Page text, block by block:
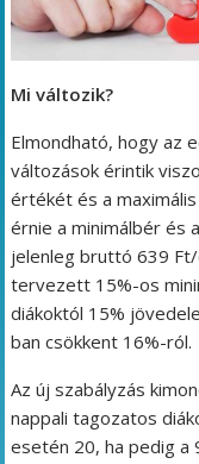
Mi változik?
Elmondható, hogy az
változások érintik
értékét és a maximális
érnie a minimálbér és
jelenleg bruttó 639
tervezett 15%-os
diákoktól 15%
ban csökkent 16%-ról.
Az új szabályzás
nappali tagozatos
esetén 20, ha pedig a